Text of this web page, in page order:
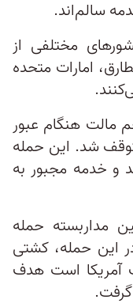
سالم‌اند.
مختلفی از
امارات متحده
مالت هنگام عبور
شد. این حمله
و خدمه مجبور به
مداربسته حمله
این حمله، کشتی
آمریکا است هدف